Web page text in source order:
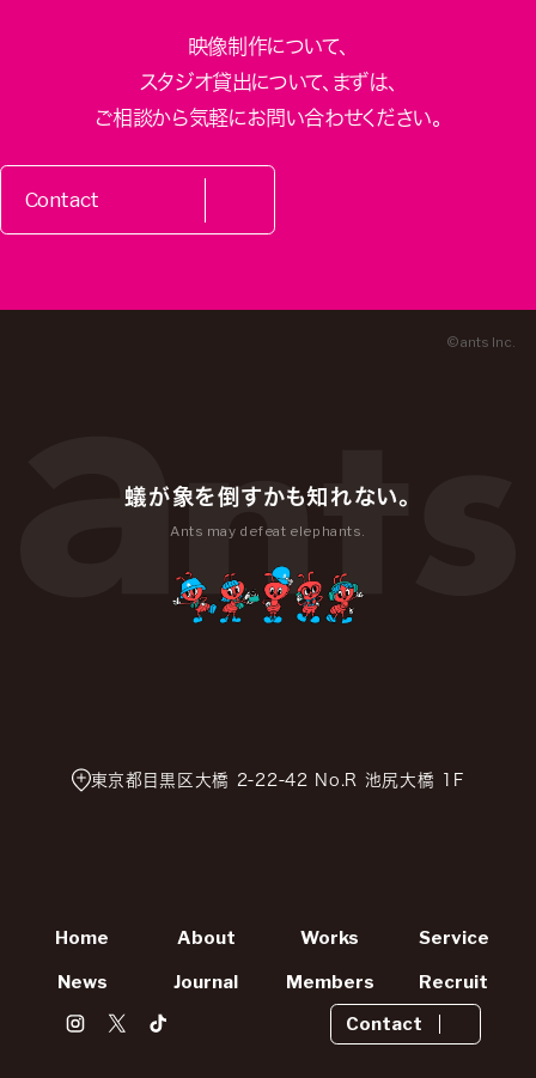
映像制作について、
スタジオ貸出について、 まずは、
ご相談から気軽にお問い合わせください。
Contact
蟻が象を倒すかも知れない。
Ants may defeat elephants.
東京都目黒区大橋 2-22-42 No.R 池尻大橋 1F
Home About Works Service
News Journal Members
Recruit
Contact
© ants Inc.